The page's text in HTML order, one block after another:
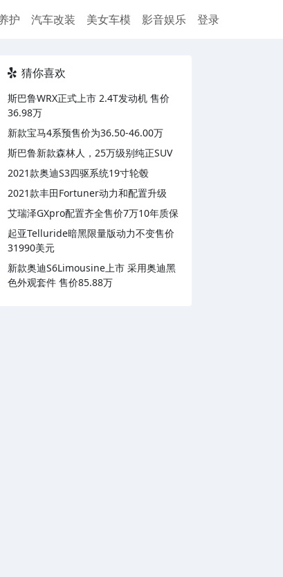
护 汽车改装 美女车模 影音娱乐 登录
猜你喜欢
斯巴鲁WRX正式上市 2.4T发动机 售价
36.98万
新款宝马4系预售价为36.50-46.00万
斯巴鲁新款森林人，25万级别纯正SUV
2021款奥迪S3四驱系统19寸轮毂
2021款丰田Fortuner动力和配置升级
艾瑞泽GXpro配置齐全售价7万10年质保
起亚Telluride暗黑限量版动力不变售价
31990美元
新款奥迪S6Limousine上市 采用奥迪黑
色外观套件 售价85.88万